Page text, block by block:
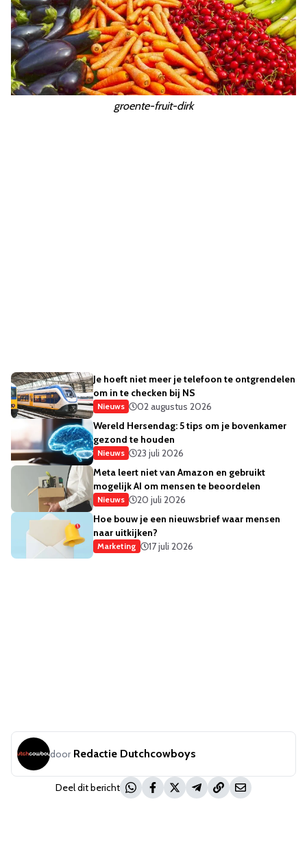
groente-fruit-dirk
Je hoeft niet meer je telefoon te ontgrendelen
om in te checken bij NS
Nieuws
02 augustus 2026
Wereld Hersendag: 5 tips om je bovenkamer
gezond te houden
Nieuws
23 juli 2026
Meta leert niet van Amazon en gebruikt
mogelijk AI om mensen te beoordelen
Nieuws
20 juli 2026
Hoe bouw je een nieuwsbrief waar mensen
naar uitkijken?
Marketing 17 juli 2026
door Redactie Dutchcowboys
Deel dit bericht